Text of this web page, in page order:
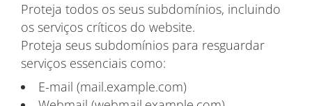
Proteja todos os seus subdomínios, incluindo
os serviços críticos do website.
Proteja seus subdomínios para resguardar
serviços essenciais como:
E-mail (mail.example.com)